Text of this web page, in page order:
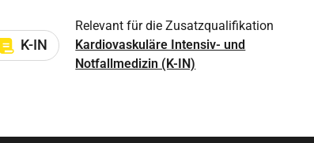
K-IN
Relevant für die Zusatzqualifikation
Kardiovaskuläre Intensiv- und
Notfallmedizin (K-IN)